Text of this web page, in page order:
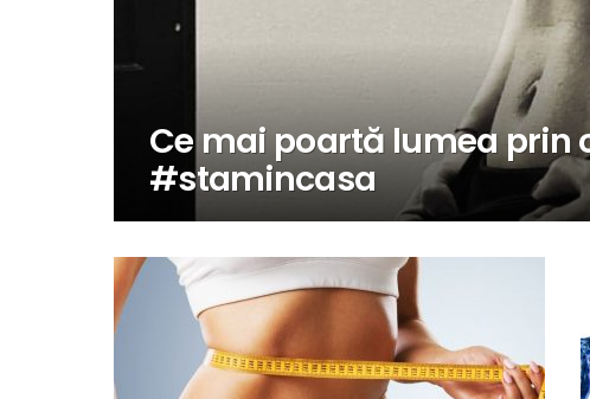
Ce mai poartă lumea prin
#stamincasa